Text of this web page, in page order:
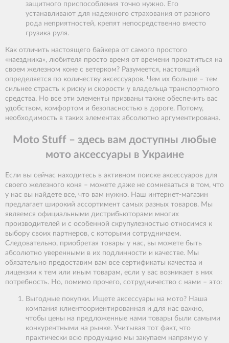
защитного приспособления точно нужно. Его
устанавливают для надежного страхования от разного
рода неприятностей, крепят непосредственно вместо
грузика руля.
Как отличить настоящего байкера от самого простого
«наездника», любителя просто время от времени прокатиться на
своем железном коне с ветерком? Разумеется, настоящий
определяется по количеству аксессуаров. Чем их больше – тем
сильнее страсть к риску и скорости у владельца транспортного
средства. Но все эти элементы призваны также обеспечить вас
удобством, комфортом и безопасностью в дороге. Потому,
необходимость в таких элементах абсолютно аргументирована.
Moto Stuff – здесь вам доступны любые
мото аксессуары в Украине
Если вы сейчас находитесь в активном поиске аксессуаров для
своего железного коня – можете даже не сомневаться в том, что
у нас вы найдете все, что вам нужно. Наш интернет-магазин
предлагает широкий ассортимент самых разных товаров. Мы
являемся официальными дистрибьюторами многих
производителей и с особенной скрупулезностью относимся к
выбору своих партнеров, с которыми сотрудничаем.
Следовательно, приобретая товары у нас, вы можете быть
абсолютно уверенными в их подлинности и качестве. Мы
обязательно предоставим вам все сертификаты качества и
лицензии к тем или иным товарам, если у вас возникает в них
потребность. Но, помимо прочего, сотрудничество с нами – это:
Выгодные покупки. Ищете аксессуары на мото? Наша
компания клиентоориентированная и для нас важно,
чтобы цены на предложенные нами товары были самыми
конкурентными на рынке. Учитывая тот факт, что
практически всю продукцию мы закупаем напрямую у